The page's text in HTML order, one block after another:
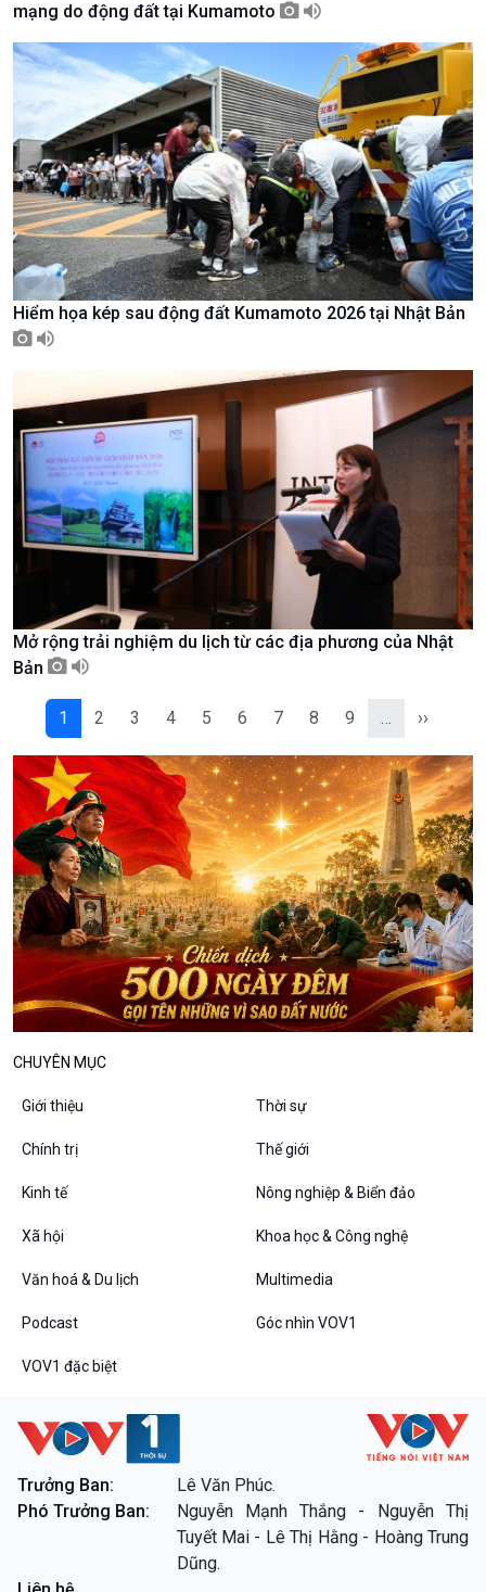
Văn hoá & Du lịch
Tin Văn hoá & Du lịch
Chát với người nổi tiếng
Câu chuyện Thể thao
Multimedia
Ảnh
Video
Infographic
E-Magazine
Podcast
Góc nhìn VOV1
Câu chuyện thời sự
Dòng chảy sự kiện
Đối thoại
Diễn đàn chủ nhật
Chuyện đêm
Chân dung cuộc sống
mạng do động đất tại Kumamoto
Hiểm họa kép sau động đất Kumamoto 2026 tại Nhật Bản
Mở rộng trải nghiệm du lịch từ các địa phương của Nhật
Bản
1 2 3 4 5 6 7 8 9 ››
CHUYÊN MỤC
Giới thiệu Thời sự
Chính trị Thế giới
Kinh tế Nông nghiệp & Biển đảo
Xã hội Khoa học & Công nghệ
Văn hoá & Du lịch Multimedia
Podcast Góc nhìn VOV1
VOV1 đặc biệt
Trưởng Ban:
Lê Văn Phúc.
Phó Trưởng Ban:
Nguyễn Mạnh Thắng - Nguyễn Thị
Tuyết Mai - Lê Thị Hằng - Hoàng Trung
Dũng.